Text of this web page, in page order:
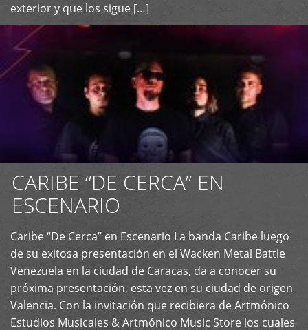
exterior y que los sigue […]
CARIBE “DE CERCA” EN
ESCENARIO
Caribe “De Cerca” en Escenario La banda Caribe luego
de su exitosa presentación en el Wacken Metal Battle
Venezuela en la ciudad de Caracas, da a conocer su
próxima presentación, esta vez en su ciudad de origen
Valencia. Con la invitación que recibiera de Artmónico
Estudios Musicales & Artmónico Music Store los cuales
+